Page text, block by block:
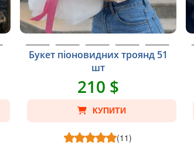
Букет піоновидних троянд 51
шт
210 $
КУПИТИ
(11)